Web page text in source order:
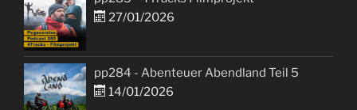
27/01/2026
pp284 - Abenteuer Abendland Teil 5
14/01/2026